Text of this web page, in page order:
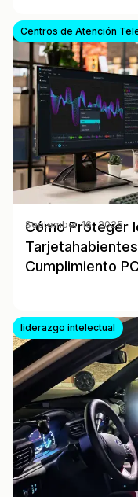
Centros de Atención
Cómo Proteger
Cumplimiento
September 16, 2025
liderazgo intelectual